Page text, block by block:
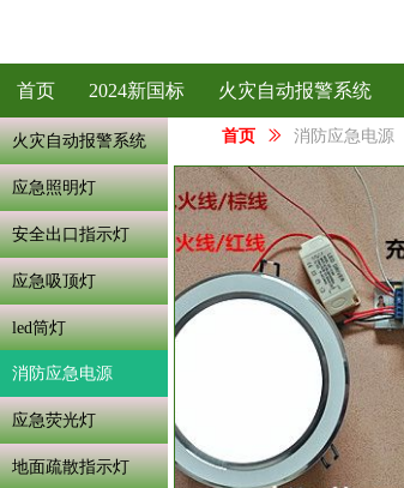
首页 2024新国标 火灾自动报警系统
首页 ꅀ 消防应急电源
火灾自动报警系统
应急照明灯
安全出口指示灯
应急吸顶灯
led筒灯
消防应急电源
应急荧光灯
地面疏散指示灯